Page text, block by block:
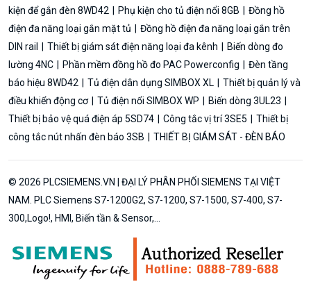
kiện để gắn đèn 8WD42
Phụ kiện cho tủ điện nổi 8GB
Đồng hồ
điện đa năng loại gắn mặt tủ
Đồng hồ điện đa năng loại gắn trên
DIN rail
Thiết bị giám sát điện năng loại đa kênh
Biến dòng đo
lường 4NC
Phần mềm đồng hồ đo PAC Powerconfig
Đèn tầng
báo hiệu 8WD42
Tủ điện dân dụng SIMBOX XL
Thiết bị quản lý và
điều khiển động cơ
Tủ điện nổi SIMBOX WP
Biến dòng 3UL23
Thiết bị bảo vệ quá điện áp 5SD74
Công tắc vị trí 3SE5
Thiết bị
công tắc nút nhấn đèn báo 3SB
THIẾT BỊ GIÁM SÁT - ĐÈN BÁO
© 2026 PLCSIEMENS.VN | ĐẠI LÝ PHÂN PHỐI SIEMENS TẠI VIỆT
NAM. PLC Siemens S7-1200G2, S7-1200, S7-1500, S7-400, S7-
300,Logo!, HMI, Biến tần & Sensor,...